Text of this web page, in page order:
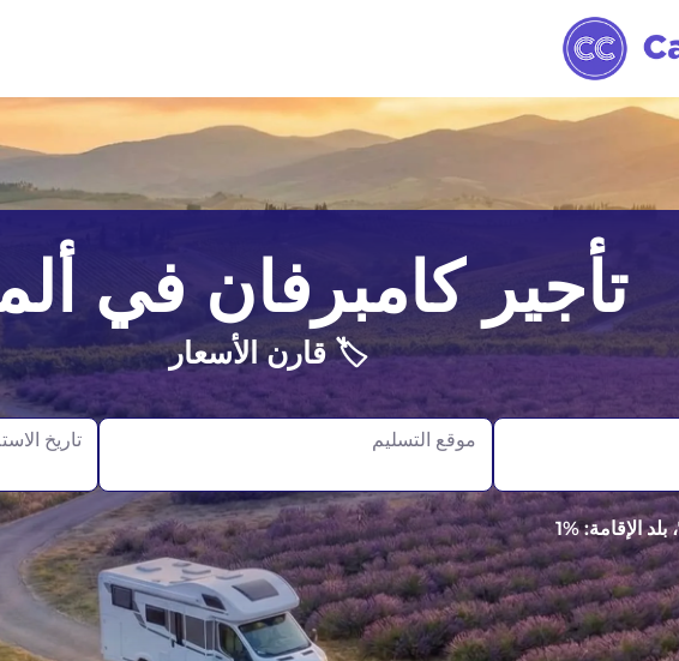
تأجير كامبرفان في
🏷️ قارن الأسعار
موقع التسليم تاريخ
، بلد الإقامة: %1